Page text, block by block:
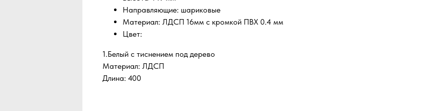
Направляющие: шариковые
Материал: ЛДСП 16мм с кромкой ПВХ 0.4 мм
Цвет:
1.Белый с тиснением под дерево
Материал: ЛДСП
Длина: 400